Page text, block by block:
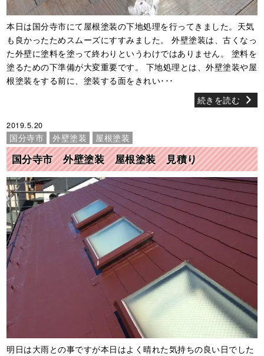
本日は国分寺市にて屋根塗装の下地処理を行ってきました。天気
も良かったためスムーズにすすみました。 外壁塗装は、古くなっ
た外壁に塗料を塗って終わりというわけではありません。 塗料を
塗るための下準備が大変重要です。 下地処理とは、外壁塗装や屋
根塗装をする前に、塗装する面をきれい･･･
続きを読む
2019.5.20
国分寺市 外壁塗装 屋根塗装
国分寺市 外壁塗装 屋根塗装 見積り
明日は大雨との事ですが本日はよく晴れた気持ちの良い日でした